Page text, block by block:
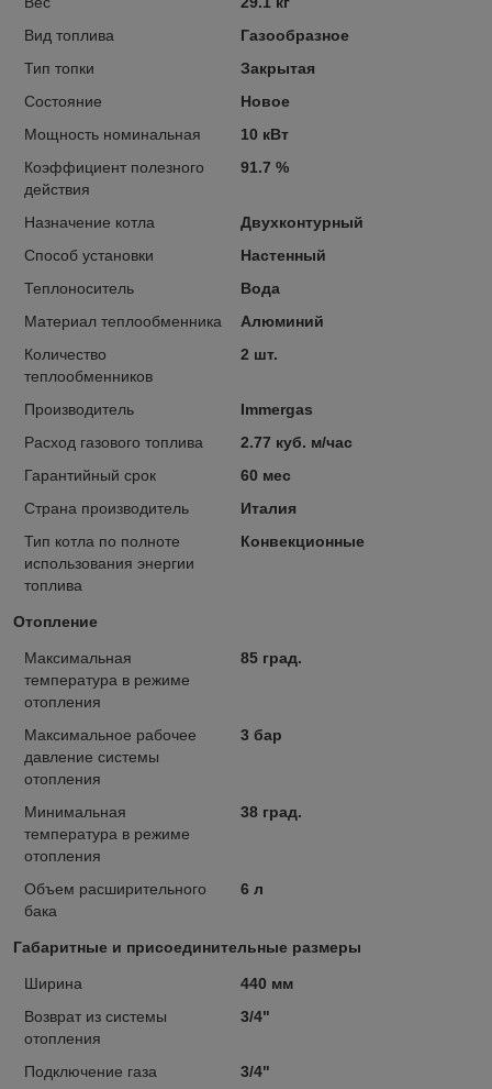
Вид топлива
Газообразное
Тип топки
Закрытая
Состояние
Новое
Мощность номинальная
10 кВт
Коэффициент полезного
действия
91.7 %
Назначение котла
Двухконтурный
Способ установки
Настенный
Теплоноситель
Вода
Материал теплообменника
Алюминий
Количество
теплообменников
2 шт.
Производитель
Immergas
Расход газового топлива
2.77 куб. м/час
Гарантийный срок
60 мес
Страна производитель
Италия
Тип котла по полноте
использования энергии
топлива
Конвекционные
Отопление
Максимальная
температура в режиме
отопления
85 град.
Максимальное рабочее
давление системы
отопления
3 бар
Минимальная
температура в режиме
отопления
38 град.
Объем расширительного
бака
6 л
Габаритные и присоединительные размеры
Ширина
440 мм
Возврат из системы
отопления
3/4"
Подключение газа
3/4"